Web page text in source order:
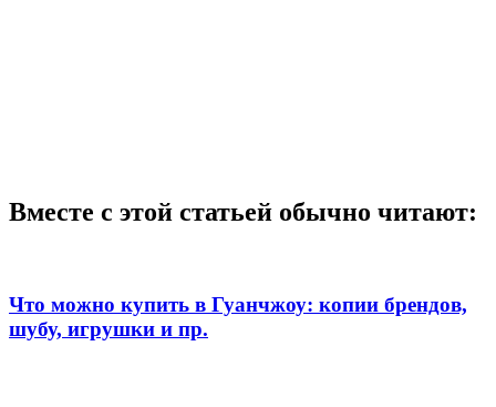
Вместе с этой статьей обычно читают:
Что можно купить в Гуанчжоу: копии брендов,
шубу, игрушки и пр.